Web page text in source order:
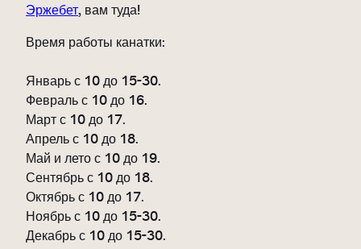
Эржебет, вам туда!
Время работы канатки:
Январь с 10 до 15-30.
Февраль с 10 до 16.
Март с 10 до 17.
Апрель с 10 до 18.
Май и лето с 10 до 19.
Сентябрь с 10 до 18.
Октябрь с 10 до 17.
Ноябрь с 10 до 15-30.
Декабрь с 10 до 15-30.